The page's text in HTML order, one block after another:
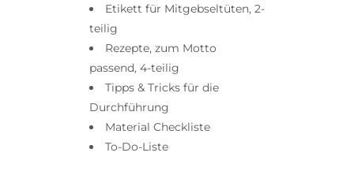
Etikett für Mitgebseltüten, 2-
teilig
Rezepte, zum Motto
passend, 4-teilig
Tipps & Tricks für die
Durchführung
Material Checkliste
To-Do-Liste